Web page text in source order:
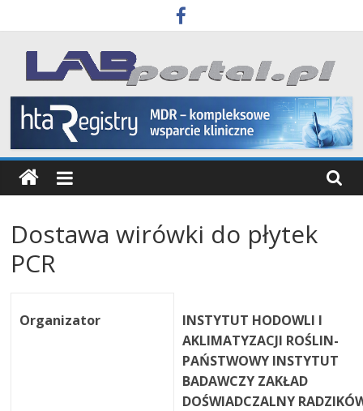
to
content
Labportal
Laboratoria
Aparatura
Badania
Dostawa wirówki do płytek
PCR
Organizator
INSTYTUT HODOWLI I
AKLIMATYZACJI ROŚLIN-
PAŃSTWOWY INSTYTUT
BADAWCZY ZAKŁAD
DOŚWIADCZALNY